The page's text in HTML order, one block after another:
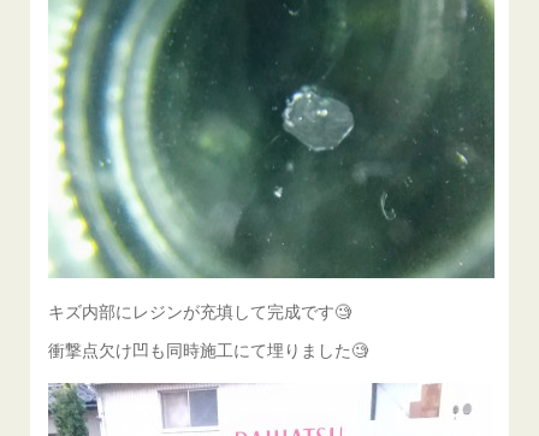
キズ内部にレジンが充填して完成です🧐
衝撃点欠け凹も同時施工にて埋りました🧐